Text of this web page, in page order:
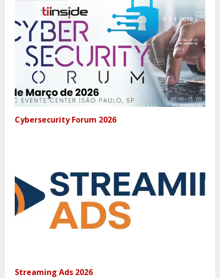
Cybersecurity Forum 2026
Streaming Ads 2026